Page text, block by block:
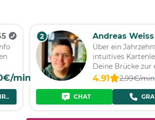
min
2 Andreas Weiss
Über ein
intuitives
Deine Brücke zur
Klarheit
4.91 2,99€/min
CHAT